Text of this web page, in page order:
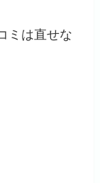
ミは直せな